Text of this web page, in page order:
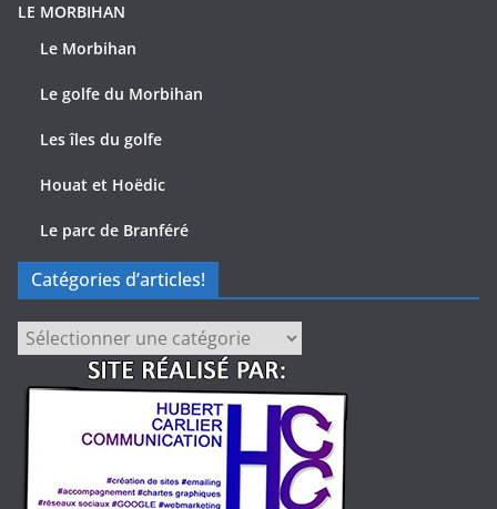
LE MORBIHAN
Le Morbihan
Le golfe du Morbihan
Les îles du golfe
Houat et Hoëdic
Le parc de Branféré
Catégories d’articles!
Catégories